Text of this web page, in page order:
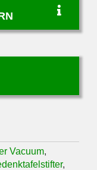
Vacuum,
,